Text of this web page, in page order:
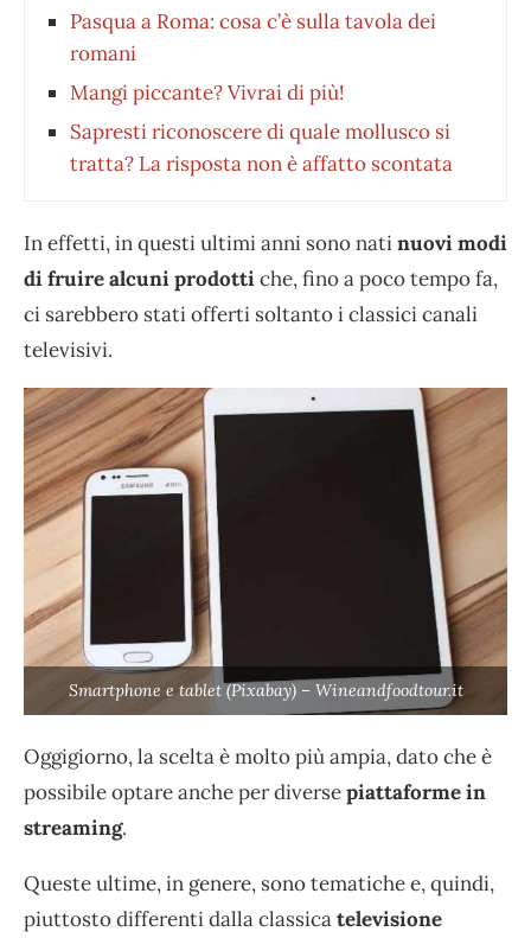
Pasqua a Roma: cosa c’è sulla tavola dei
romani
Mangi piccante? Vivrai di più!
Sapresti riconoscere di quale mollusco si
tratta? La risposta non è affatto scontata
In effetti, in questi ultimi anni sono natinuovi modi
di fruire alcuni prodottiche, fino a poco tempo fa,
ci sarebbero stati offerti soltanto i classici canali
televisivi.
Smartphone e tablet (Pixabay) – Wineandfoodtour.it
Oggigiorno, la scelta è molto più ampia, dato che è
possibile optare anche per diversepiattaforme in
streaming.
Queste ultime, in genere, sono tematiche e, quindi,
piuttosto differenti dalla classicatelevisione